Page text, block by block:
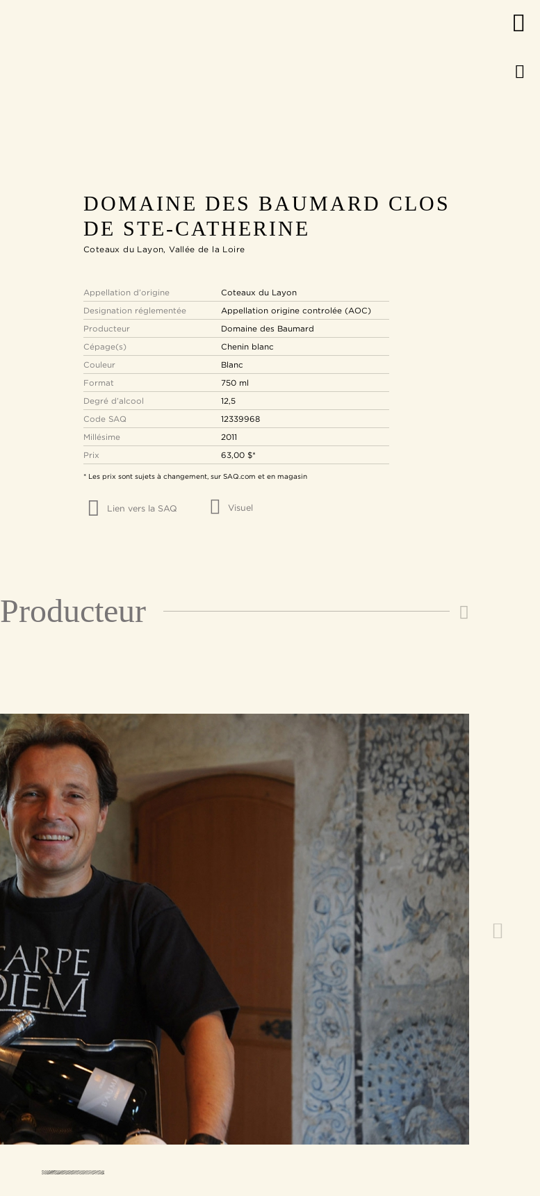
DOMAINE DES BAUMARD CLOS
DE STE-CATHERINE
Coteaux du Layon, Vallée de la Loire
Appellation d’origine
Coteaux du Layon
Designation réglementée
Appellation origine controlée (AOC)
Producteur
Domaine des Baumard
Cépage(s)
Chenin blanc
Couleur
Blanc
Format
750 ml
Degré d’alcool
12,5
Code SAQ
12339968
Millésime
2011
Prix
63,00 $*
* Les prix sont sujets à changement, sur SAQ.com et en magasin
Lien vers la SAQ Visuel
Producteur